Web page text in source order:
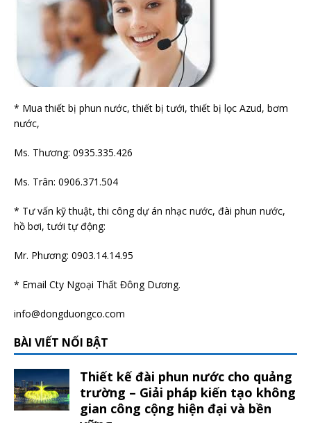
* Mua thiết bị phun nước, thiết bị tưới, thiết bị lọc Azud, bơm
nước,
Ms. Thương: 0935.335.426
Ms. Trân: 0906.371.504
* Tư vấn kỹ thuật, thi công dự án nhạc nước, đài phun nước,
hồ bơi, tưới tự động:
Mr. Phương: 0903.14.14.95
* Email Cty Ngoại Thất Đông Dương.
info@dongduongco.com
BÀI VIẾT NỔI BẬT
Thiết kế đài phun nước cho quảng
trường – Giải pháp kiến tạo không
gian công cộng hiện đại và bền